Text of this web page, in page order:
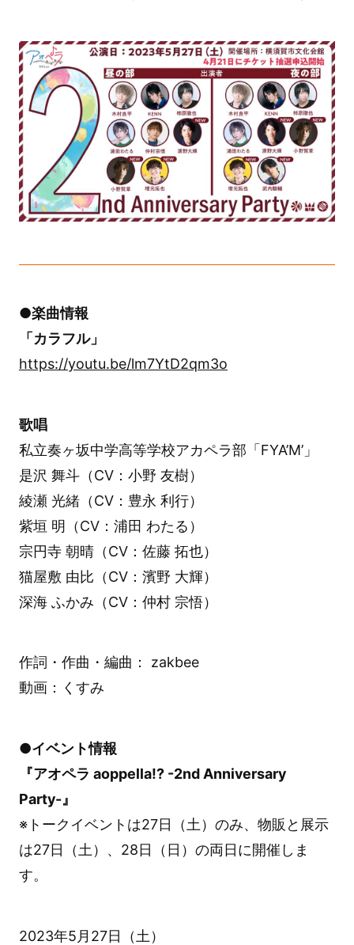
●楽曲情報
「カラフル」
https://youtu.be/lm7YtD2qm3o
歌唱
私立奏ヶ坂中学高等学校アカペラ部「FYA’M’」
是沢 舞斗（CV：小野 友樹）
綾瀬 光緒（CV：豊永 利行）
紫垣 明（CV：浦田 わたる）
宗円寺 朝晴（CV：佐藤 拓也）
猫屋敷 由比（CV：濱野 大輝）
深海 ふかみ（CV：仲村 宗悟）
作詞・作曲・編曲： zakbee
動画：くすみ
●イベント情報
『アオペラ aoppella!? -2nd Anniversary
Party-』
※トークイベントは27日（土）のみ、物販と展示
は27日（土）、28日（日）の両日に開催しま
す。
2023年5月27日（土）